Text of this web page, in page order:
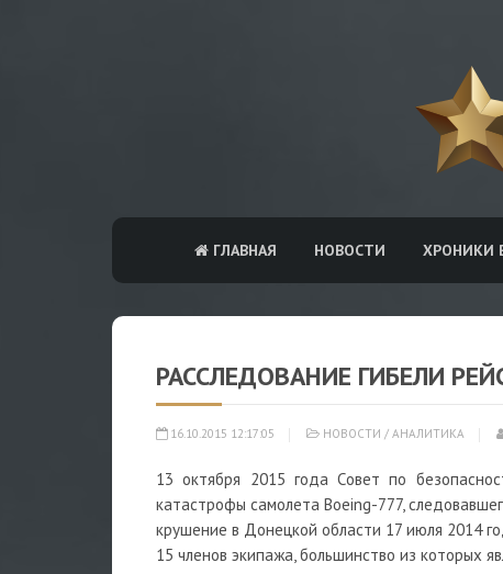
ГЛАВНАЯ НОВОСТИ ХРОНИКИ
РАССЛЕДОВАНИЕ ГИБЕЛИ
16.10.2015 12:17:05 НОВОСТИ / АНАЛИТИКА
13 октября 2015 года Совет по
катастрофы самолета Boeing-777,
крушение в Донецкой области 17 июля 2014
15 членов экипажа, большинство из которых